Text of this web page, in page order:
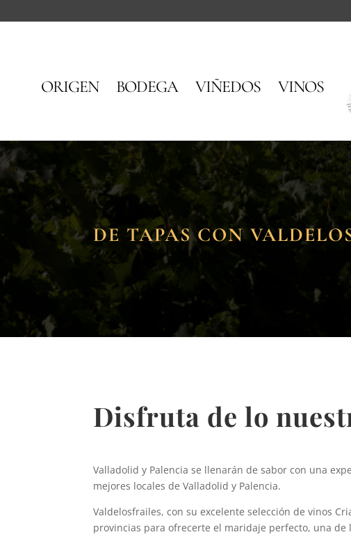
ORIGEN BODEGA VIÑEDOS VINOS
DE TAPAS CON
Disfruta de lo
Valladolid y Palencia se llenarán de sabor con una
mejores locales de Valladolid y Palencia.
Valdelosfrailes, con su excelente selección de vinos
provincias para ofrecerte el maridaje perfecto, una